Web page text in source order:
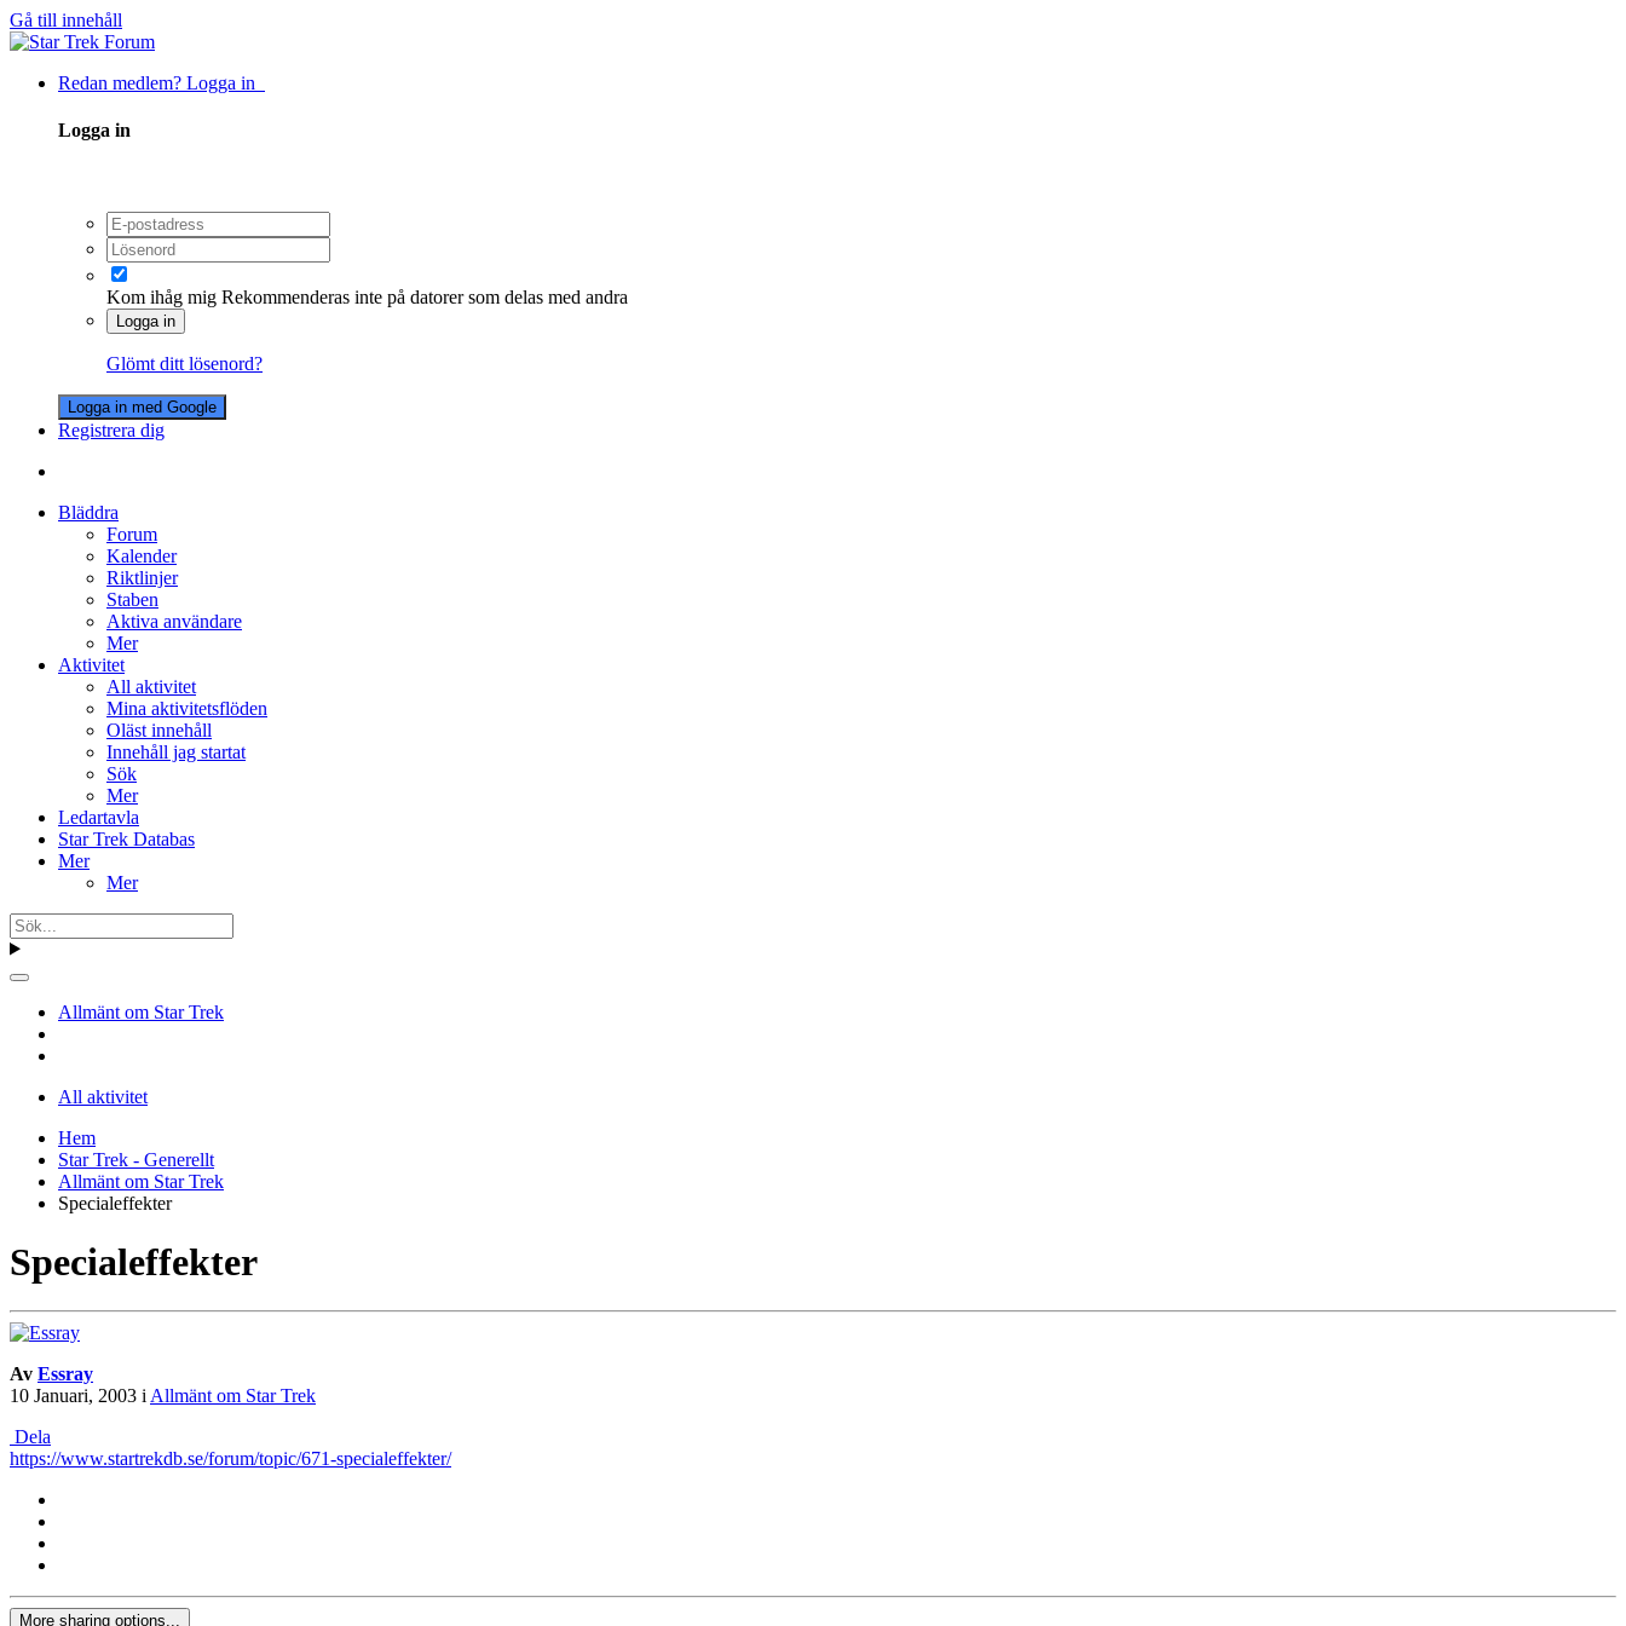
Gå till innehåll
Redan medlem? Logga in
Logga in
Kom ihåg mig Rekommenderas inte på datorer som delas med andra
Logga in
Glömt ditt lösenord?
Logga in med Google
Registrera dig
Bläddra
Forum
Kalender
Riktlinjer
Staben
Aktiva användare
Mer
Aktivitet
All aktivitet
Mina aktivitetsflöden
Oläst innehåll
Innehåll jag startat
Sök
Mer
Ledartavla
Star Trek Databas
Mer
Mer
Allmänt om Star Trek
All aktivitet
Hem
Star Trek - Generellt
Allmänt om Star Trek
Specialeffekter
Specialeffekter
Av Essray
10 Januari, 2003 iAllmänt om Star Trek
Dela
https://www.startrekdb.se/forum/topic/671-specialeffekter/
More sharing options...